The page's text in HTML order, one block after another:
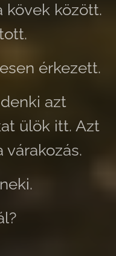
kövek között.
érkezett.
azt
ülök itt. Azt
várakozás.